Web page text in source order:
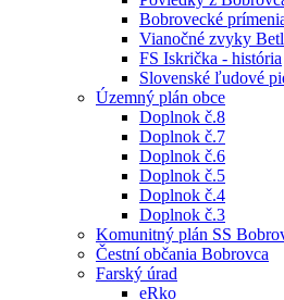
Bobrovecké
Vianočné zvyky
FS Iskrička - história
Slovenské ľudové
Územný plán obce
Doplnok č.8
Doplnok č.7
Doplnok č.6
Doplnok č.5
Doplnok č.4
Doplnok č.3
Komunitný plán SS
Čestní občania Bobrovca
Farský úrad
eRko